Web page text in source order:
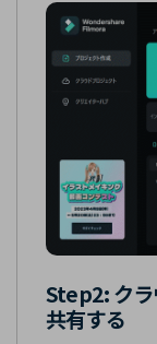
Step2: ク
共有する